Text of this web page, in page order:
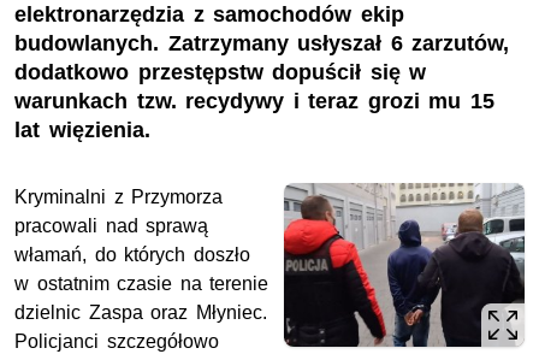
elektronarzędzia z samochodów ekip
budowlanych. Zatrzymany usłyszał 6 zarzutów,
dodatkowo przestępstw dopuścił się w
warunkach tzw. recydywy i teraz grozi mu 15
lat więzienia.
Kryminalni z Przymorza
pracowali nad sprawą
włamań, do których doszło
w ostatnim czasie na terenie
dzielnic Zaspa oraz Młyniec.
Policjanci szczegółowo